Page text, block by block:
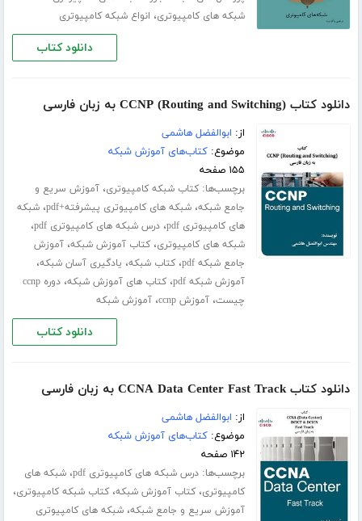
شبکه های کامپیوتری، انواع شبکه کامپیوتری
دانلود کتاب
دانلود کتاب (CCNP (Routing and Switching به زبان فارسی
از: ابوالفضل هاشمی
موضوع:کتاب‌های آموزش شبکه
۱۵۵ صفحه
برچسب‌ها:کتاب شبکه کامپیوتری،آموزش سریع و
جامع شبکه،شبکه های کامپیوتری پیشرفته+pdf ،شبکه
های کامپیوتری pdf
،درس شبکه های کامپیوتری pdf ،
شبکه های کامپیوتری،کتاب آموزش شبکه،آموزش
جامع شبکه pdf
،کتاب شبکه، یادگیری آسان شبکه،
آموزش شبکه pdf ،کتاب های آموزش شبکه،
دوره ccnp
چیست،آموزش ccnp ،آموزش شبکه
دانلود کتاب
دانلود کتاب CCNA Data Center Fast Track به زبان فارسی
از: ابوالفضل هاشمی
موضوع:کتاب‌های آموزش شبکه
۱۴۲ صفحه
برچسب‌ها:درس شبکه های کامپیوتری pdf ،شبکه های
کامپیوتری،کتاب آموزش شبکه،کتاب شبکه کامپیوتری،
آموزش سریع و جامع شبکه،شبکه های کامپیوتری